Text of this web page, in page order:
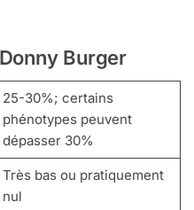
Burger
25-30%; certains
phénotypes peuvent
dépasser 30%
Très bas ou pratiquement
nul